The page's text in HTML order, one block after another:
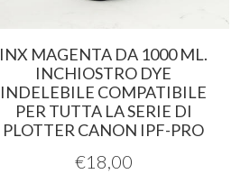
INX MAGENTA DA 1000 ML.
INCHIOSTRO DYE
INDELEBILE COMPATIBILE
PER TUTTA LA SERIE DI
PLOTTER CANON IPF-PRO
€18,00